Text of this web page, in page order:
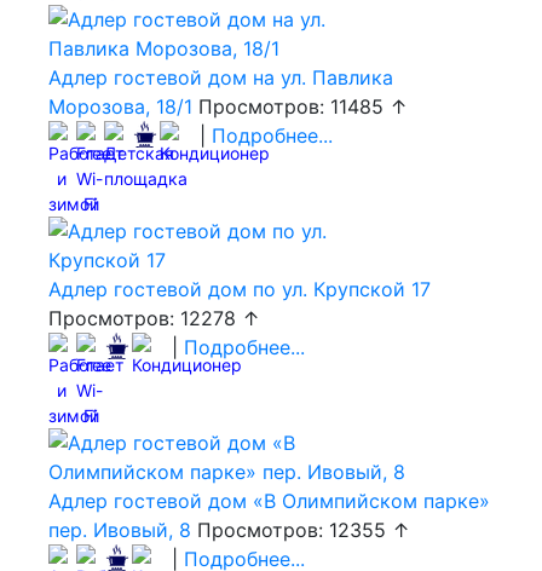
Адлер гостевой дом на ул. Павлика
Морозова, 18/1 Просмотров: 11485 ↑
Подробнее...
Адлер гостевой дом по ул. Крупской 17
Просмотров: 12278 ↑
Подробнее...
Адлер гостевой дом «В Олимпийском парке»
пер. Ивовый, 8 Просмотров: 12355 ↑
Подробнее...